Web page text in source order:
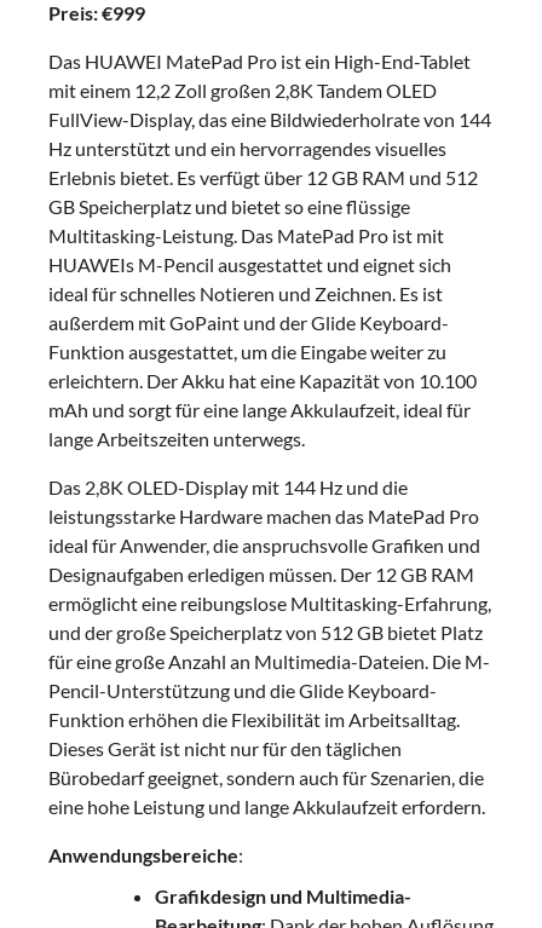
Preis: €999
Das HUAWEI MatePad Pro ist ein High-End-Tablet
mit einem 12,2 Zoll großen 2,8K Tandem OLED
FullView-Display, das eine Bildwiederholrate von 144
Hz unterstützt und ein hervorragendes visuelles
Erlebnis bietet. Es verfügt über 12 GB RAM und 512
GB Speicherplatz und bietet so eine flüssige
Multitasking-Leistung. Das MatePad Pro ist mit
HUAWEIs M-Pencil ausgestattet und eignet sich
ideal für schnelles Notieren und Zeichnen. Es ist
außerdem mit GoPaint und der Glide Keyboard-
Funktion ausgestattet, um die Eingabe weiter zu
erleichtern. Der Akku hat eine Kapazität von 10.100
mAh und sorgt für eine lange Akkulaufzeit, ideal für
lange Arbeitszeiten unterwegs.
Das 2,8K OLED-Display mit 144 Hz und die
leistungsstarke Hardware machen das MatePad Pro
ideal für Anwender, die anspruchsvolle Grafiken und
Designaufgaben erledigen müssen. Der 12 GB RAM
ermöglicht eine reibungslose Multitasking-Erfahrung,
und der große Speicherplatz von 512 GB bietet Platz
für eine große Anzahl an Multimedia-Dateien. Die M-
Pencil-Unterstützung und die Glide Keyboard-
Funktion erhöhen die Flexibilität im Arbeitsalltag.
Dieses Gerät ist nicht nur für den täglichen
Bürobedarf geeignet, sondern auch für Szenarien, die
eine hohe Leistung und lange Akkulaufzeit erfordern.
Anwendungsbereiche:
Grafikdesign und Multimedia-